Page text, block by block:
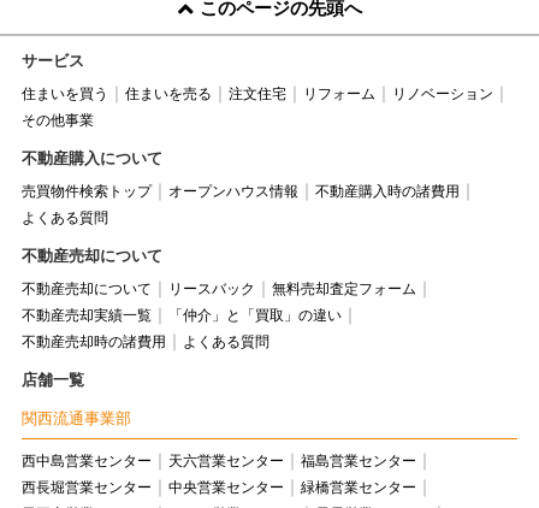
このページの先頭へ
サービス
住まいを買う 住まいを売る 注文住宅 リフォーム
リノベーション
その他事業
不動産購入について
売買物件検索トップ オープンハウス情報
不動産購入時の諸費用
よくある質問
不動産売却について
不動産売却について リースバック
無料売却査定フォーム
不動産売却実績一覧
「仲介」と「買取」の違い
不動産売却時の諸費用
よくある質問
店舗一覧
関西流通事業部
西中島営業センター 天六営業センター
福島営業センター
西長堀営業センター
中央営業センター
緑橋営業センター